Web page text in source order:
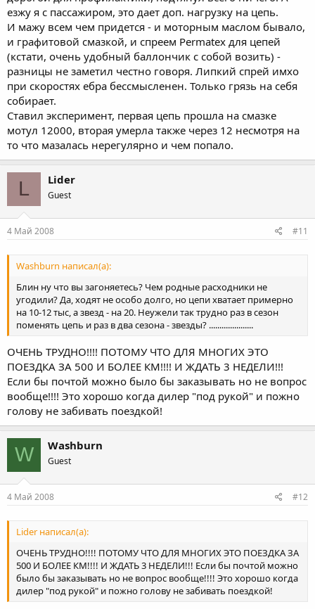
езжу я с пассажиром, это дает доп. нагрузку на цепь.
И мажу всем чем придется - и моторным маслом бывало,
и графитовой смазкой, и спреем Permatex для цепей
(кстати, очень удобный баллончик с собой возить) -
разницы не заметил честно говоря. Липкий спрей имхо
при скоростях ебра бессмысленен. Только грязь на себя
собирает.
Ставил эксперимент, первая цепь прошла на смазке
мотул 12000, вторая умерла также через 12 несмотря на
то что мазалась нерегулярно и чем попало.
L Lider
Guest
4 Май 2008 #11
Washburn написал(а):
Блин ну что вы загоняетесь? Чем родные расходники не
угодили? Да, ходят не особо долго, но цепи хватает примерно
на 10-12 тыс, а звезд - на 20. Неужели так трудно раз в сезон
поменять цепь и раз в два сезона - звезды? .....................
ОЧЕНЬ ТРУДНО!!!! ПОТОМУ ЧТО ДЛЯ МНОГИХ ЭТО
ПОЕЗДКА ЗА 500 И БОЛЕЕ КМ!!!! И ЖДАТЬ 3 НЕДЕЛИ!!!
Если бы почтой можно было бы заказывать но не вопрос
вообще!!!! Это хорошо когда дилер "под рукой" и пожно
голову не забивать поездкой!
W Washburn
Guest
4 Май 2008 #12
Lider написал(а):
ОЧЕНЬ ТРУДНО!!!! ПОТОМУ ЧТО ДЛЯ МНОГИХ ЭТО ПОЕЗДКА ЗА
500 И БОЛЕЕ КМ!!!! И ЖДАТЬ 3 НЕДЕЛИ!!! Если бы почтой можно
было бы заказывать но не вопрос вообще!!!! Это хорошо когда
дилер "под рукой" и пожно голову не забивать поездкой!